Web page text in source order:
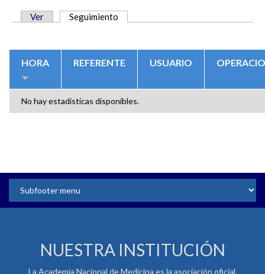
Ver Seguimiento
HORA REFERENTE USUARIO
No hay estadísticas disponibles.
NUESTRA INSTITUCIÓN
La Academia Nacional de Medicina es la asociación oficial,